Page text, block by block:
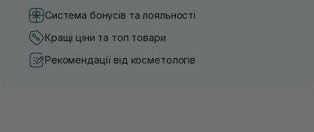
Система бонусів та лояльності
Кращі ціни та топ товари
Рекомендації від косметологів